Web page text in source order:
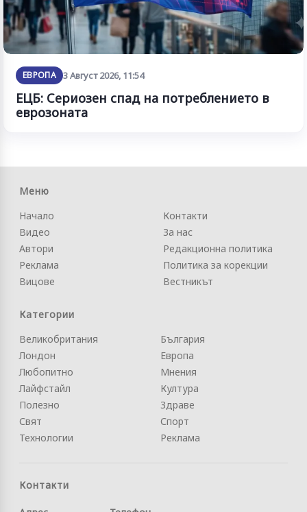
ЕВРОПА 3 Август 2026, 11:54
ЕЦБ: Сериозен спад на потреблението в
еврозоната
Меню
Начало
Видео
Автори
Реклама
Вицове
Контакти
За нас
Редакционна политика
Политика за корекции
Вестникът
Категории
Великобритания
Лондон
Любопитно
Лайфстайл
Полезно
Свят
Технологии
България
Европа
Мнения
Култура
Здраве
Спорт
Реклама
Контакти